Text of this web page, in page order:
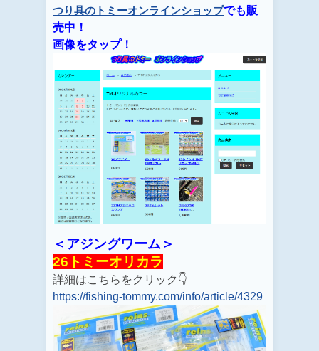
つり具のトミーオンラインショップでも販
売中！
画像をタップ！
＜アジングワーム＞
26トミーオリカラ
詳細はこちらをクリック👇
https://fishing-tommy.com/info/article/4329